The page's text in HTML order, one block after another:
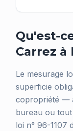
Qu'est-
Carrez à
Le mesurage
superficie
copropriété —
bureau ou
loi n° 96-1107